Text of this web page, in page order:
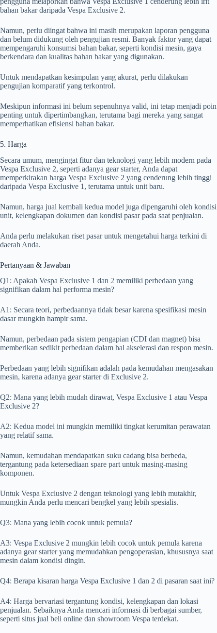
bahan bakar daripada Vespa Exclusive 2.
Namun, perlu diingat bahwa ini masih merupakan laporan pengguna
dan belum didukung oleh pengujian resmi. Banyak faktor yang dapat
mempengaruhi konsumsi bahan bakar, seperti kondisi mesin, gaya
berkendara dan kualitas bahan bakar yang digunakan.
Untuk mendapatkan kesimpulan yang akurat, perlu dilakukan
pengujian komparatif yang terkontrol.
Meskipun informasi ini belum sepenuhnya valid, ini tetap menjadi poin
penting untuk dipertimbangkan, terutama bagi mereka yang sangat
memperhatikan efisiensi bahan bakar.
5. Harga
Secara umum, mengingat fitur dan teknologi yang lebih modern pada
Vespa Exclusive 2, seperti adanya gear starter, Anda dapat
memperkirakan harga Vespa Exclusive 2 yang cenderung lebih tinggi
daripada Vespa Exclusive 1, terutama untuk unit baru.
Namun, harga jual kembali kedua model juga dipengaruhi oleh kondisi
unit, kelengkapan dokumen dan kondisi pasar pada saat penjualan.
Anda perlu melakukan riset pasar untuk mengetahui harga terkini di
daerah Anda.
Pertanyaan & Jawaban
Q1: Apakah Vespa Exclusive 1 dan 2 memiliki perbedaan yang
signifikan dalam hal performa mesin?
A1: Secara teori, perbedaannya tidak besar karena spesifikasi mesin
dasar mungkin hampir sama.
Namun, perbedaan pada sistem pengapian (CDI dan magnet) bisa
memberikan sedikit perbedaan dalam hal akselerasi dan respon mesin.
Perbedaan yang lebih signifikan adalah pada kemudahan mengasakan
mesin, karena adanya gear starter di Exclusive 2.
Q2: Mana yang lebih mudah dirawat, Vespa Exclusive 1 atau Vespa
Exclusive 2?
A2: Kedua model ini mungkin memiliki tingkat kerumitan perawatan
yang relatif sama.
Namun, kemudahan mendapatkan suku cadang bisa berbeda,
tergantung pada ketersediaan spare part untuk masing-masing
komponen.
Untuk Vespa Exclusive 2 dengan teknologi yang lebih mutakhir,
mungkin Anda perlu mencari bengkel yang lebih spesialis.
Q3: Mana yang lebih cocok untuk pemula?
A3: Vespa Exclusive 2 mungkin lebih cocok untuk pemula karena
adanya gear starter yang memudahkan pengoperasian, khususnya saat
mesin dalam kondisi dingin.
Q4: Berapa kisaran harga Vespa Exclusive 1 dan 2 di pasaran saat ini?
A4: Harga bervariasi tergantung kondisi, kelengkapan dan lokasi
penjualan. Sebaiknya Anda mencari informasi di berbagai sumber,
seperti situs jual beli online dan showroom Vespa terdekat.